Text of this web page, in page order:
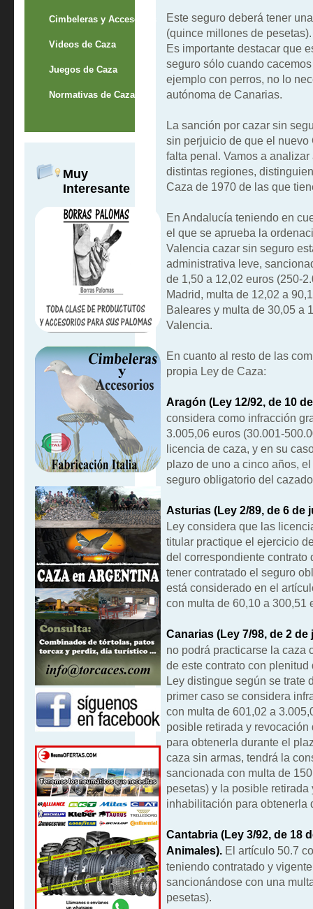
Cimbeleras y Accesorios
Videos de Caza
Juegos de Caza
Normativas de Caza
Muy
Interesante
Este seguro deberá tener
(quince millones de pesetas).
Es importante destacar que
seguro sólo cuando
ejemplo con perros, no lo
autónoma de Canarias.
La sanción por cazar sin
sin perjuicio de que el
falta penal. Vamos a
distintas regiones,
Caza de 1970 de las que
En Andalucía teniendo en
el que se aprueba la
Valencia cazar sin seguro
administrativa leve,
de 1,50 a 12,02 euros (250-
Madrid, multa de 12,02 a
Baleares y multa de 30,05 a
Valencia.
En cuanto al resto de las
propia Ley de Caza:
Aragón (Ley 12/92, de 10
considera como infracción
3.005,06 euros (30.001-
licencia de caza, y en su
plazo de uno a cinco años,
seguro obligatorio del
Asturias (Ley 2/89, de 6 de
Ley considera que las
titular practique el ejercicio
del correspondiente contrato
tener contratado el seguro
está considerado en el
con multa de 60,10 a 300,51
Canarias (Ley 7/98, de 2 de
no podrá practicarse la caza
de este contrato con
Ley distingue según se trate
primer caso se considera
con multa de 601,02 a
posible retirada y
para obtenerla durante el
caza sin armas, tendrá la
sancionada con multa de
pesetas) y la posible
inhabilitación para obtenerla
Cantabria (Ley 3/92, de 18
Animales).El artículo 50.7
teniendo contratado y
sancionándose con una
pesetas).